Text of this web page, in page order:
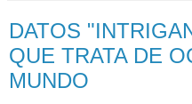
DATOS
QUE TRATA DE
MUNDO